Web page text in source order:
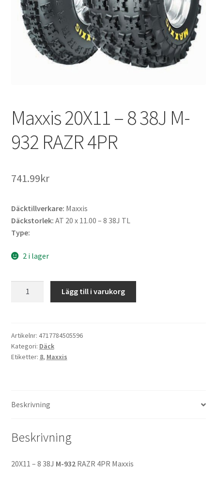
Maxxis 20X11 – 8 38J M-
932 RAZR 4PR
741.99kr
Däcktillverkare: Maxxis
Däckstorlek: AT 20 x 11.00 – 8 38J TL
Type:
2 i lager
38J
M-
932
Lägg till i varukorg
Artikelnr: 4717784505596
Kategori: Däck
Etiketter: 8, Maxxis
Beskrivning
Beskrivning
20X11 – 8 38J M-932RAZR 4PR Maxxis